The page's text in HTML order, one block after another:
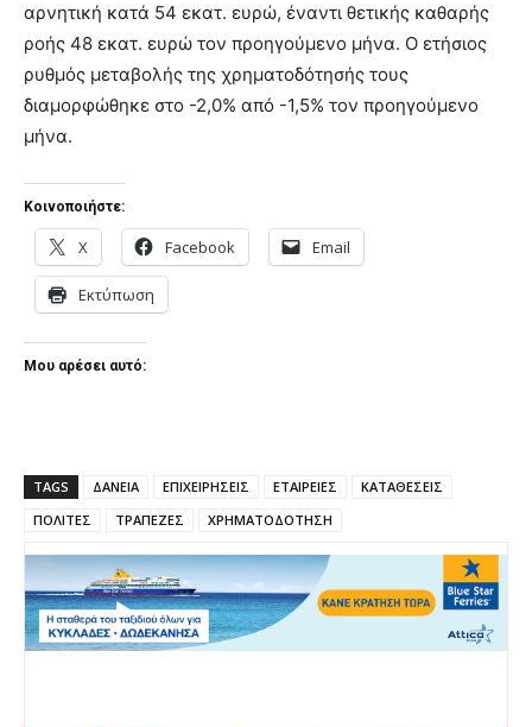
αρνητική κατά 54 εκατ. ευρώ, έναντι θετικής καθαρής
ροής 48 εκατ. ευρώ τον προηγούμενο μήνα. Ο ετήσιος
ρυθμός μεταβολής της χρηματοδότησής τους
διαμορφώθηκε στο -2,0% από -1,5% τον προηγούμενο
μήνα.
Κοινοποιήστε:
X Facebook Email
Εκτύπωση
Μου αρέσει αυτό:
TAGS ΔΑΝΕΙΑ ΕΠΙΧΕΙΡΗΣΕΙΣ ΕΤΑΙΡΕΙΕΣ
ΚΑΤΑΘΕΣΕΙΣ
ΠΟΛΙΤΕΣ
ΤΡΑΠΕΖΕΣ ΧΡΗΜΑΤΟΔΟΤΗΣΗ